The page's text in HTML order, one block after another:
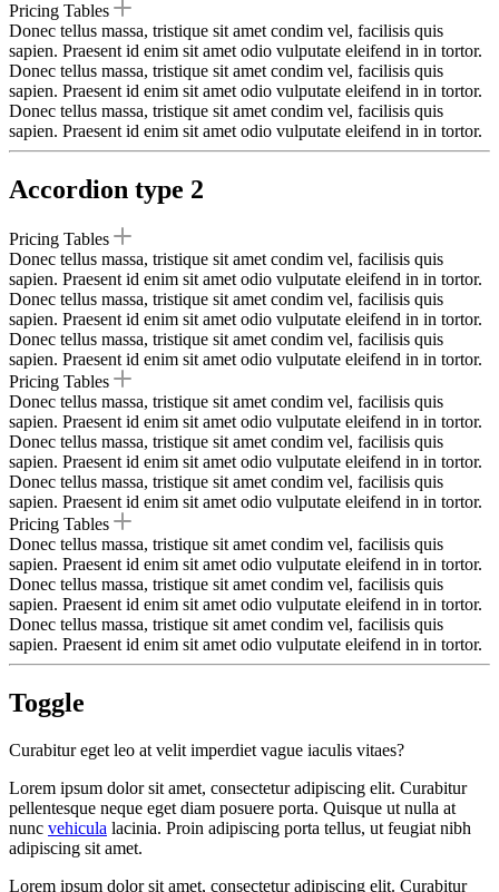
Pricing Tables
Donec tellus massa, tristique sit amet condim vel, facilisis quis
sapien. Praesent id enim sit amet odio vulputate eleifend in in tortor.
Donec tellus massa, tristique sit amet condim vel, facilisis quis
sapien. Praesent id enim sit amet odio vulputate eleifend in in tortor.
Donec tellus massa, tristique sit amet condim vel, facilisis quis
sapien. Praesent id enim sit amet odio vulputate eleifend in in tortor.
Accordion type 2
Pricing Tables
Donec tellus massa, tristique sit amet condim vel, facilisis quis
sapien. Praesent id enim sit amet odio vulputate eleifend in in tortor.
Donec tellus massa, tristique sit amet condim vel, facilisis quis
sapien. Praesent id enim sit amet odio vulputate eleifend in in tortor.
Donec tellus massa, tristique sit amet condim vel, facilisis quis
sapien. Praesent id enim sit amet odio vulputate eleifend in in tortor.
Pricing Tables
Donec tellus massa, tristique sit amet condim vel, facilisis quis
sapien. Praesent id enim sit amet odio vulputate eleifend in in tortor.
Donec tellus massa, tristique sit amet condim vel, facilisis quis
sapien. Praesent id enim sit amet odio vulputate eleifend in in tortor.
Donec tellus massa, tristique sit amet condim vel, facilisis quis
sapien. Praesent id enim sit amet odio vulputate eleifend in in tortor.
Pricing Tables
Donec tellus massa, tristique sit amet condim vel, facilisis quis
sapien. Praesent id enim sit amet odio vulputate eleifend in in tortor.
Donec tellus massa, tristique sit amet condim vel, facilisis quis
sapien. Praesent id enim sit amet odio vulputate eleifend in in tortor.
Donec tellus massa, tristique sit amet condim vel, facilisis quis
sapien. Praesent id enim sit amet odio vulputate eleifend in in tortor.
Toggle
Curabitur eget leo at velit imperdiet vague iaculis vitaes?
Lorem ipsum dolor sit amet, consectetur adipiscing elit. Curabitur
pellentesque neque eget diam posuere porta. Quisque ut nulla at
nunc vehicula lacinia. Proin adipiscing porta tellus, ut feugiat nibh
adipiscing sit amet.
Lorem ipsum dolor sit amet, consectetur adipiscing elit. Curabitur